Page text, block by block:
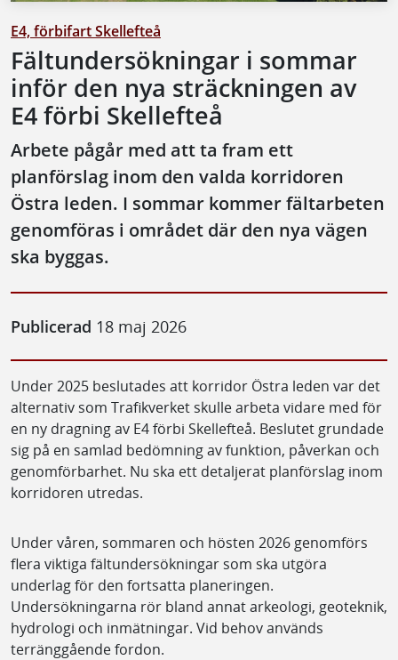
E4, förbifart Skellefteå
Fältundersökningar i sommar
inför den nya sträckningen av
E4 förbi Skellefteå
Arbete pågår med att ta fram ett
planförslag inom den valda korridoren
Östra leden. I sommar kommer fältarbeten
genomföras i området där den nya vägen
ska byggas.
Publicerad 18 maj 2026
Under 2025 beslutades att korridor Östra leden var det
alternativ som Trafikverket skulle arbeta vidare med för
en ny dragning av E4 förbi Skellefteå. Beslutet grundade
sig på en samlad bedömning av funktion, påverkan och
genomförbarhet. Nu ska ett detaljerat planförslag inom
korridoren utredas.
Under våren, sommaren och hösten 2026 genomförs
flera viktiga fältundersökningar som ska utgöra
underlag för den fortsatta planeringen.
Undersökningarna rör bland annat arkeologi, geoteknik,
hydrologi och inmätningar. Vid behov används
terränggående fordon.